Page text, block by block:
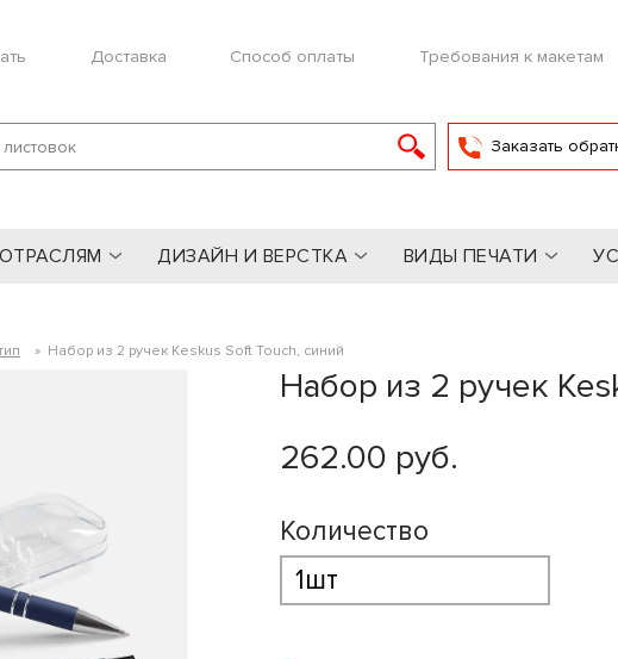
Доставка Способ оплаты Требования к макетам
Заказать
ДИЗАЙН И ВЕРСТКА ВИДЫ ПЕЧАТИ
» Набор из 2 ручек Keskus Soft Touch, синий
Набор из 2 ручек
262.00 руб.
Количество